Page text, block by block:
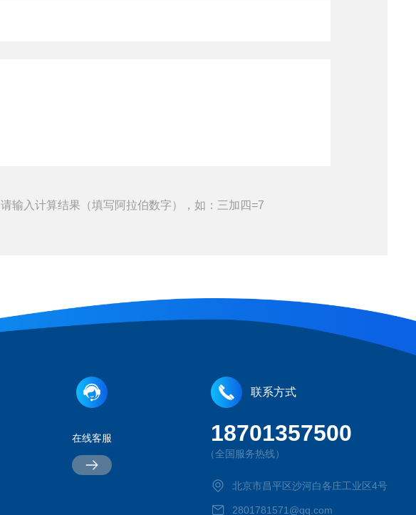
请输入计算结果（填写阿拉伯数字），如：三加四=7
在线客服
联系方式
18701357500
（全国服务热线）
北京市昌平区沙河白各庄工业区4号
2801781571@qq.com